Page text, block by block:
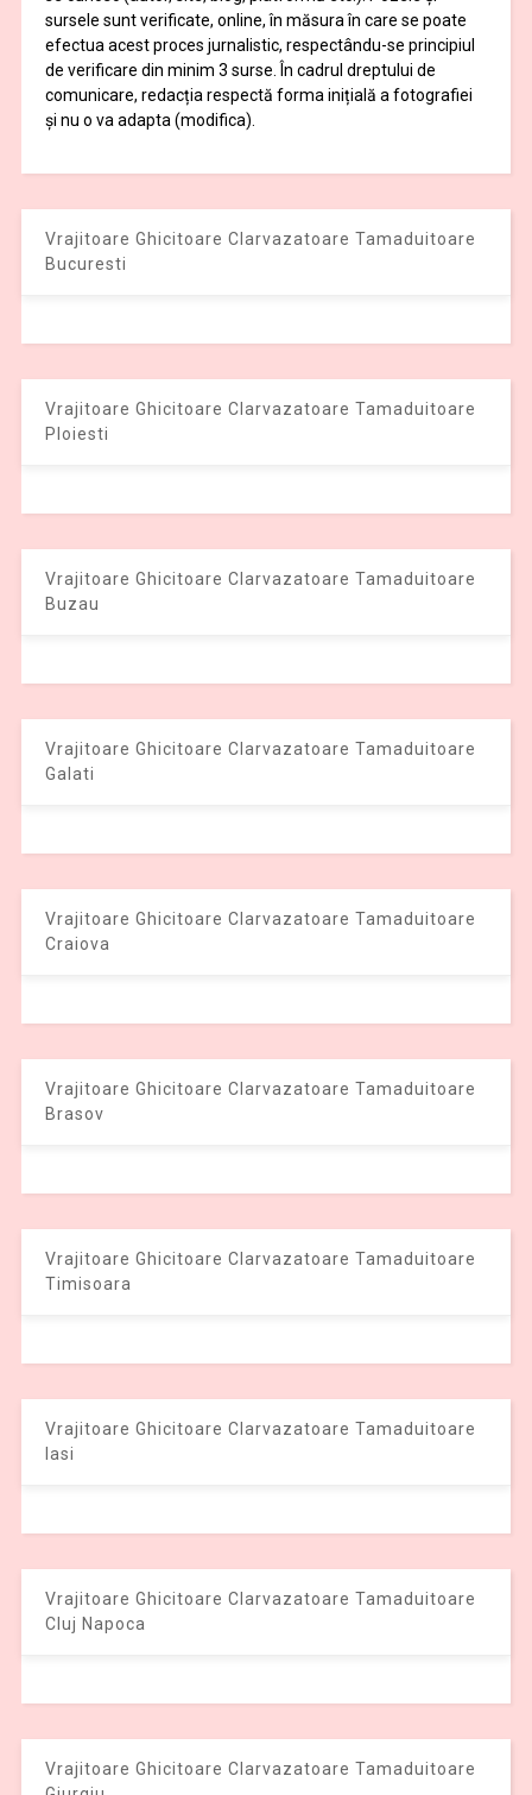
sursele sunt verificate, online, în măsura în care se poate
efectua acest proces jurnalistic, respectându-se principiul
de verificare din minim 3 surse. În cadrul dreptului de
comunicare, redacția respectă forma inițială a fotografiei
și nu o va adapta (modifica).
Vrajitoare Ghicitoare Clarvazatoare Tamaduitoare
Bucuresti
Vrajitoare Ghicitoare Clarvazatoare Tamaduitoare
Ploiesti
Vrajitoare Ghicitoare Clarvazatoare Tamaduitoare
Buzau
Vrajitoare Ghicitoare Clarvazatoare Tamaduitoare
Galati
Vrajitoare Ghicitoare Clarvazatoare Tamaduitoare
Craiova
Vrajitoare Ghicitoare Clarvazatoare Tamaduitoare
Brasov
Vrajitoare Ghicitoare Clarvazatoare Tamaduitoare
Timisoara
Vrajitoare Ghicitoare Clarvazatoare Tamaduitoare
Iasi
Vrajitoare Ghicitoare Clarvazatoare Tamaduitoare
Cluj Napoca
Vrajitoare Ghicitoare Clarvazatoare Tamaduitoare